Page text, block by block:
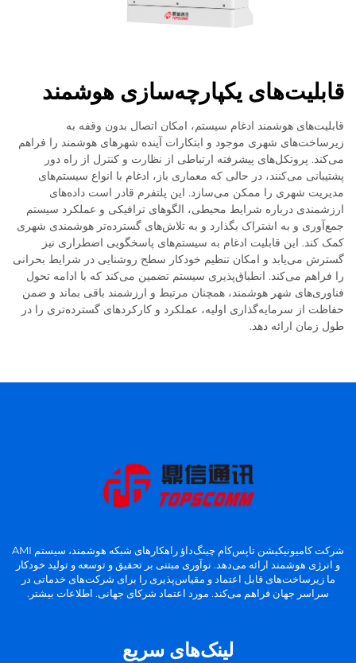
قابلیت‌های یکپارچه‌سازی هوشمند
قابلیت‌های هوشمند ادغام سیستم، امکان اتصال بدون وقفه به
زیرساخت‌های شهری موجود و ابتکارات آینده شهرهای هوشمند را فراهم
می‌کند. پروتکل‌های پیشرفته ارتباطی از نظارت و کنترل از راه دور
پشتیبانی می‌کنند، در حالی که معماری باز، ادغام با انواع سیستم‌های
مدیریت شهری را ممکن می‌سازد. این پلتفرم قادر است داده‌های
ارزشمندی درباره شرایط محیطی، الگوهای ترافیکی و عملکرد سیستم
جمع‌آوری و به اشتراک بگذارد و به تلاش‌های گسترده‌تر هوشمندی شهری
کمک کند. این قابلیت ادغام به سیستم‌های پاسخگویی اضطراری نیز
گسترش می‌یابد و امکان تنظیم خودکار سطح روشنایی در شرایط بحرانی
را فراهم می‌کند. انطباق‌پذیری سیستم تضمین می‌کند که با ادامه تحول
فناوری‌های شهر هوشمند، همچنان مرتبط و ارزشمند باقی بماند و ضمن
حفاظت از سرمایه‌گذاری اولیه، عملکرد و کارکردهای گسترده‌تری را در
طول زمان ارائه دهد.
شرکت کامیونیکیشن تاپس‌کام چینگ‌داؤ راهکارهای شبکه هوشمند، سیستم AMI
و انرژی هوشمند ارائه می‌دهد. نوآوری مبتنی بر تحقیق و توسعه و تولید خودکار
ما زیرساخت‌های قابل اعتماد و مقیاس‌پذیری را برای شرکت‌های خدماتی در
سراسر جهان فراهم می‌کند. مورد اعتماد شرکای جهانی. اطلاعات بیشتر.
لینک‌های سریع